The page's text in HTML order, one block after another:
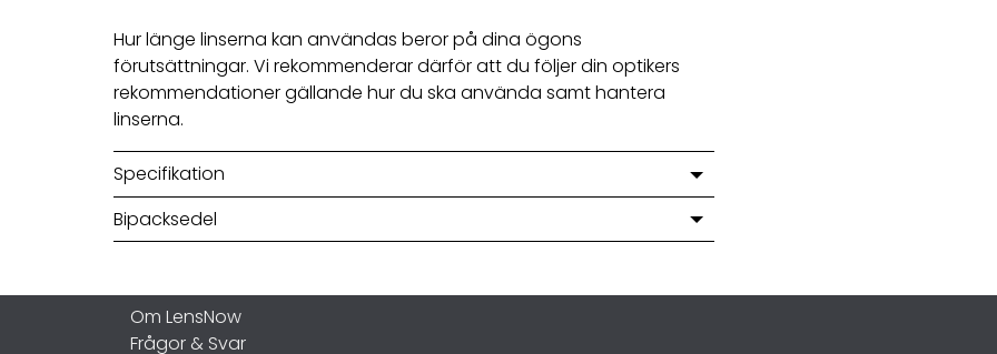
Hur länge linserna kan användas beror på dina ögons
förutsättningar. Vi rekommenderar därför att du följer din optikers
rekommendationer gällande hur du ska använda samt hantera
linserna.
Specifikation
Bipacksedel
Om LensNow
Frågor & Svar